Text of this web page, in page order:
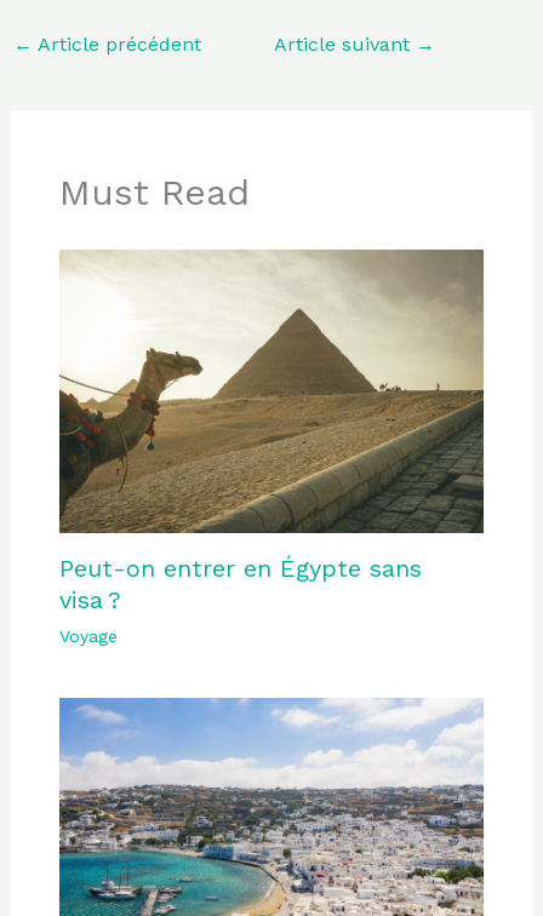
← Article précédent Article suivant →
Must Read
Peut-on entrer en Égypte sans
visa ?
Voyage